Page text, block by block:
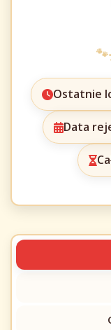
Ostatnie
Data